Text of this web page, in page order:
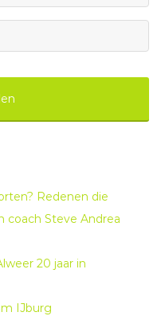
Redenen die
coach Steve Andrea
20 jaar in
IJburg